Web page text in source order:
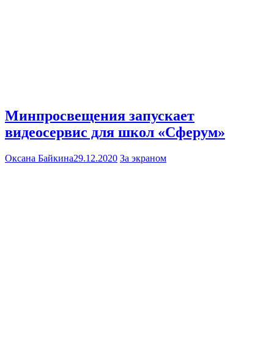
Минпросвещения запускает
видеосервис для школ «Сферум»
Оксана Байкина29.12.2020 За экраном